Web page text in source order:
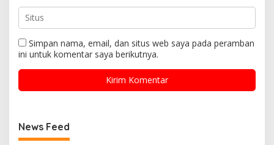
Simpan nama, email, dan situs web saya pada peramban
ini untuk komentar saya berikutnya.
News Feed